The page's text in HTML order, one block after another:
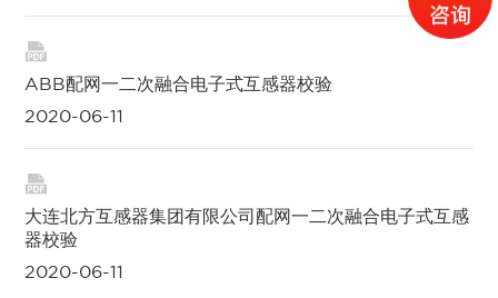

ABB配网一二次融合电子式互感器校验
2020-06-11

大连北方互感器集团有限公司配网一二次融合电子式互感
器校验
2020-06-11